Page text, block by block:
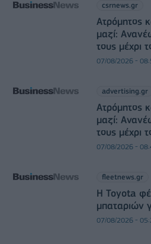
csrnews.gr
Ατρόμητος
μαζί:
τους μέχρι
07/08/2026 -
advertising.gr
Ατρόμητος
μαζί:
τους μέχρι
07/08/2026 -
fleetnews.gr
Η Toyota
μπαταριών
07/08/2026 -